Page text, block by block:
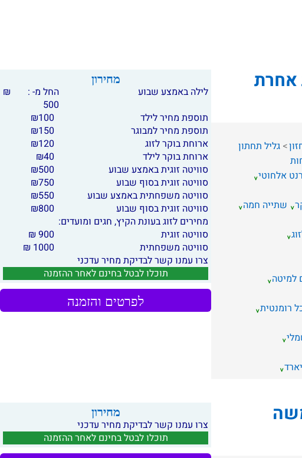
אחרת
גליל תחתון
אלחוטי
שתייה חמה
למיטה
רומנטית
מחירון
לילה באמצע שבוע
החל מ- :
500
₪
תוספת מחיר לילד
100
₪
תוספת מחיר למבוגר
150
₪
ארוחת בוקר לזוג
120
₪
ארוחת בוקר לילד
40
₪
סוויטה זוגית באמצע שבוע
500
₪
סוויטה זוגית בסוף שבוע
750
₪
סוויטה משפחתית באמצע שבוע
550
₪
סוויטה זוגית בסוף שבוע
800
₪
מחירים לזוג בעונת הקיץ, חגים ומועדים:
סוויטה זוגית
900 ₪
סוויטה משפחתית
1000 ₪
צרו עמנו קשר לבדיקת מחיר עדכני
תוכלו לבטל בחינם לאחר ההזמנה
לפרטים והזמנה
מחירון
צרו עמנו קשר לבדיקת מחיר עדכני
תוכלו לבטל בחינם לאחר ההזמנה